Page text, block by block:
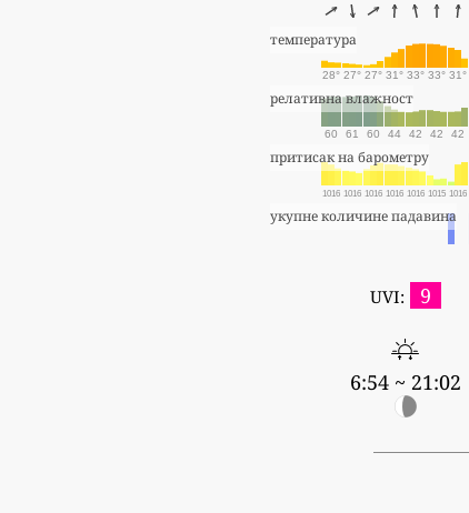
температура
28° 27° 27° 31° 33° 33° 31°
релативна влажност
60 61 60 44 42 42 42
притисак на барометру
1016 1016 1016 1016 1016 1015 1016
укупне количине падавина
UVI: 9
6:54 ~ 21:02